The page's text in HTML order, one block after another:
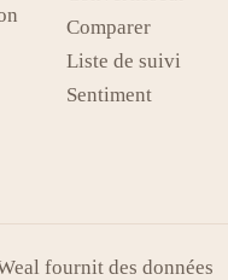
Comparer
Liste de suivi
Sentiment
fournit des données